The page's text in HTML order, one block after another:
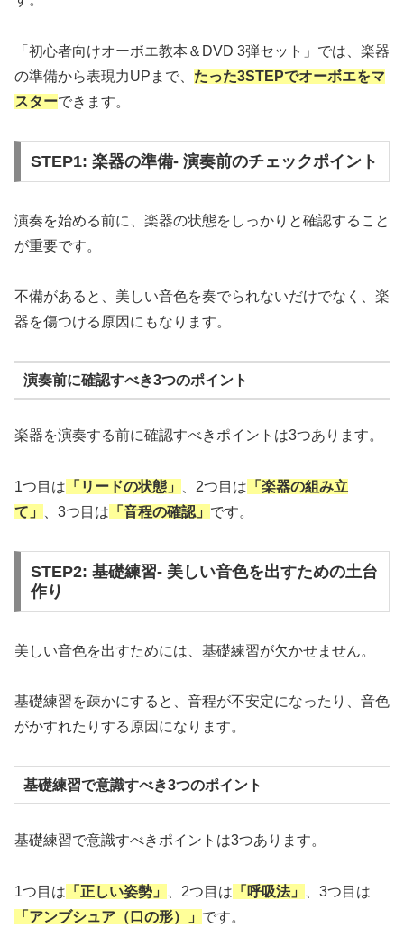
「初心者向けオーボエ教本＆DVD 3弾セット」では、楽器
の準備から表現力UPまで、 たった3STEPでオーボエをマ
スターできます。
STEP1: 楽器の準備- 演奏前のチェックポイント
演奏を始める前に、楽器の状態をしっかりと確認すること
が重要です。
不備があると、美しい音色を奏でられないだけでなく、楽
器を傷つける原因にもなります。
演奏前に確認すべき3つのポイント
楽器を演奏する前に確認すべきポイントは3つあります。
1つ目は 「リードの状態」 、2つ目は 「楽器の組み立
て」
、3つ目は 「音程の確認」 です。
STEP2: 基礎練習- 美しい音色を出すための土台
作り
美しい音色を出すためには、基礎練習が欠かせません。
基礎練習を疎かにすると、音程が不安定になったり、音色
がかすれたりする原因になります。
基礎練習で意識すべき3つのポイント
基礎練習で意識すべきポイントは3つあります。
1つ目は 「正しい姿勢」 、2つ目は 「呼吸法」
、3つ目は
「アンブシュア（口の形）」 です。